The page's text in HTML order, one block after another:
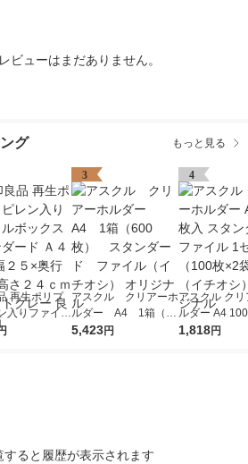
ビューはまだありません。
グ もっと見る
再生ポリプ
入りファイル
スタンダード
3
アスクル クリアーホ
ルダー A4 1箱（60
0枚） スタンダー
5,423円
4
アスクル ク
ルダー A4
タンダード
1,818円
すると履歴が表示されます